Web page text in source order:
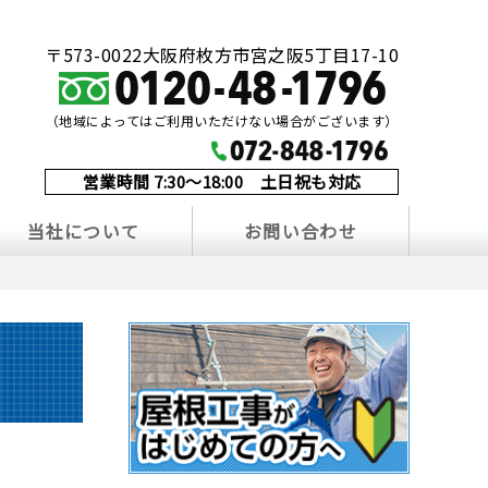
〒573-0022大阪府枚方市宮之阪5丁目17-10
（地域によってはご利用いただけない場合がございます）
営業時間 7:30～18:00 土日祝も対応
当社について お問い合わせ